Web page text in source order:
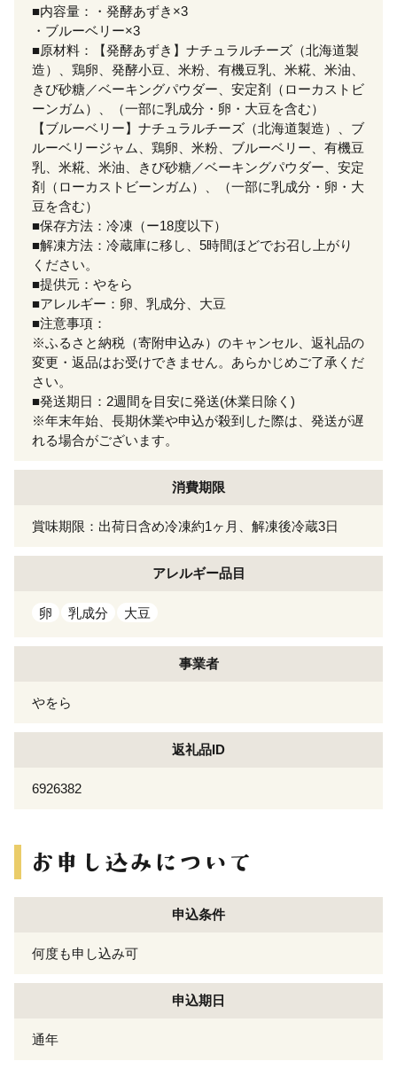
■内容量：・発酵あずき×3
・ブルーベリー×3
■原材料：【発酵あずき】ナチュラルチーズ（北海道製
造）、鶏卵、発酵小豆、米粉、有機豆乳、米糀、米油、
きび砂糖／ベーキングパウダー、安定剤（ローカストビ
ーンガム）、（一部に乳成分・卵・大豆を含む）
【ブルーベリー】ナチュラルチーズ（北海道製造）、ブ
ルーベリージャム、鶏卵、米粉、ブルーベリー、有機豆
乳、米糀、米油、きび砂糖／ベーキングパウダー、安定
剤（ローカストビーンガム）、（一部に乳成分・卵・大
豆を含む）
■保存方法：冷凍（ー18度以下）
■解凍方法：冷蔵庫に移し、5時間ほどでお召し上がり
ください。
■提供元：やをら
■アレルギー：卵、乳成分、大豆
■注意事項：
※ふるさと納税（寄附申込み）のキャンセル、返礼品の
変更・返品はお受けできません。あらかじめご了承くだ
さい。
■発送期日：2週間を目安に発送(休業日除く)
※年末年始、長期休業や申込が殺到した際は、発送が遅
れる場合がございます。
消費期限
賞味期限：出荷日含め冷凍約1ヶ月、解凍後冷蔵3日
アレルギー品目
卵 乳成分 大豆
事業者
やをら
返礼品ID
6926382
申込条件
何度も申し込み可
申込期日
通年